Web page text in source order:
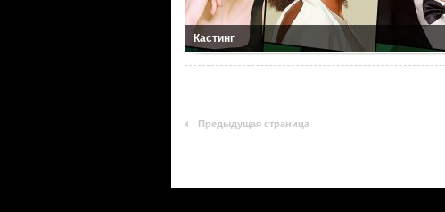
Кастинг
Предыдущая страница